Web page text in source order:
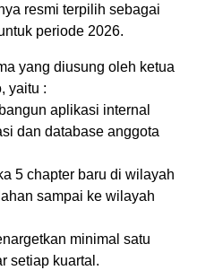
resmi terpilih sebagai
periode 2026.
yang diusung oleh ketua
yaitu :
aplikasi internal
dan database anggota
5 chapter baru di wilayah
sampai ke wilayah
minimal satu
setiap kuartal.